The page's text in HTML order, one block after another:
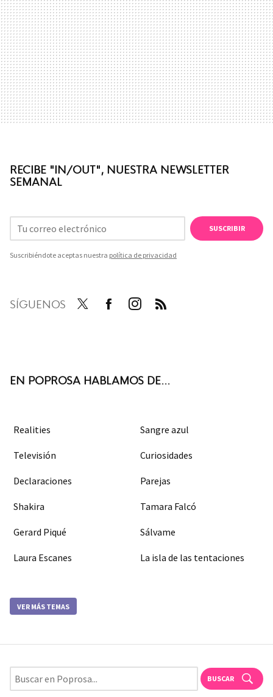
RECIBE "IN/OUT", NUESTRA NEWSLETTER
SEMANAL
SUSCRIBIR
Suscribiéndote aceptas nuestra política de privacidad
SÍGUENOS
EN POPROSA HABLAMOS DE...
Realities Sangre azul
Televisión Curiosidades
Declaraciones Parejas
Shakira Tamara Falcó
Gerard Piqué Sálvame
Laura Escanes La isla de las tentaciones
VER MÁS TEMAS
BUSCAR